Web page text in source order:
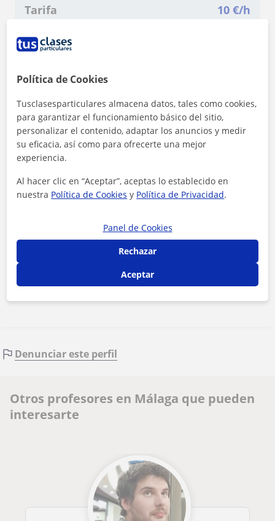
Tarifa 10 €/h
1ª clase gratis
Al hacer clic, aceptas nuestro
Contactar ahora
Denunciar este perfil
Otros profesores en Málaga que pueden
interesarte
Política de Cookies
Tusclasesparticulares almacena datos, tales como cookies,
para garantizar el funcionamiento básico del sitio,
personalizar el contenido, adaptar los anuncios y medir
su eficacia, así como para ofrecerte una mejor
experiencia.
Al hacer clic en “Aceptar”, aceptas lo establecido en
nuestra Política de Cookies y Política de Privacidad.
Panel de Cookies
Rechazar
Aceptar